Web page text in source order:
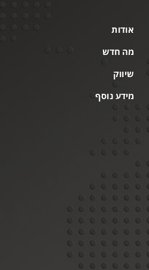
אודות
מה חדש
שיווק
מידע נוסף